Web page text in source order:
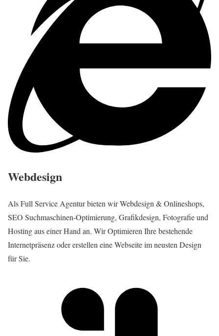
Webdesign
Als Full Service Agentur bieten wir Webdesign & Onlineshops,
SEO Suchmaschinen-Optimierung, Grafikdesign, Fotografie und
Hosting aus einer Hand an. Wir Optimieren Ihre bestehende
Internetpräsenz oder erstellen eine Webseite im neusten Design
für Sie.